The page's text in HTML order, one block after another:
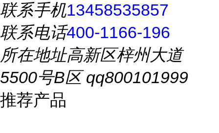
联系手机13458535857
联系电话400-1166-196
所在地址高新区梓州大道
5500号B区 qq800101999
推荐产品